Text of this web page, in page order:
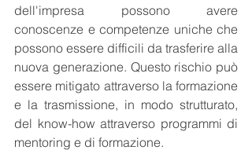
dell'impresa possono avere
conoscenze e competenze uniche che
possono essere difficili da trasferire alla
nuova generazione. Questo rischio può
essere mitigato attraverso la formazione
e la trasmissione, in modo strutturato,
del know-how attraverso programmi di
mentoring e di formazione.